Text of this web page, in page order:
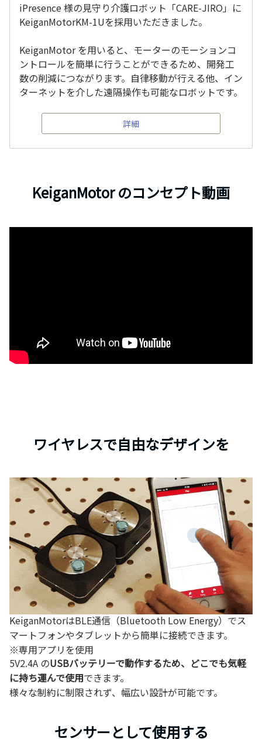
iPresence 様の見守り介護ロボット「CARE-JIRO」に
KeiganMotorKM-1Uを採用いただきました。
KeiganMotor を用いると、モーターのモーションコ
ントロールを簡単に行うことができるため、開発工
数の削減につながります。自律移動が行える他、イン
ターネットを介した遠隔操作も可能なロボットです。
詳細
KeiganMotor のコンセプト動画
ワイヤレスで自由なデザインを
KeiganMotorはBLE通信（Bluetooth Low Energy）でス
マートフォンやタブレットから簡単に接続できます。
※専用アプリを使用
5V2.4A のUSBバッテリーで動作するため、どこでも気軽
に持ち運んで使用できます。
様々な制約に制限されず、幅広い設計が可能です。
センサーとして使用する